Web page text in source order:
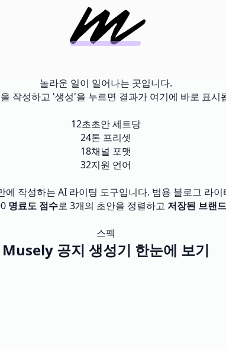
놀라운 일이 일어나는 곳입니다.
작성하고 '생성'을 누르면 결과가 여기에 바로 표시
12초초안 세트당
24톤 프리셋
18채널 포맷
32지원 언어
에 작성하는 AI 라이팅 도구입니다. 범용 블로그 라이
명료도 점수로 3개의 초안을 정렬하고 저장된 브랜
스펙
Musely 공지 생성기 한눈에 보기